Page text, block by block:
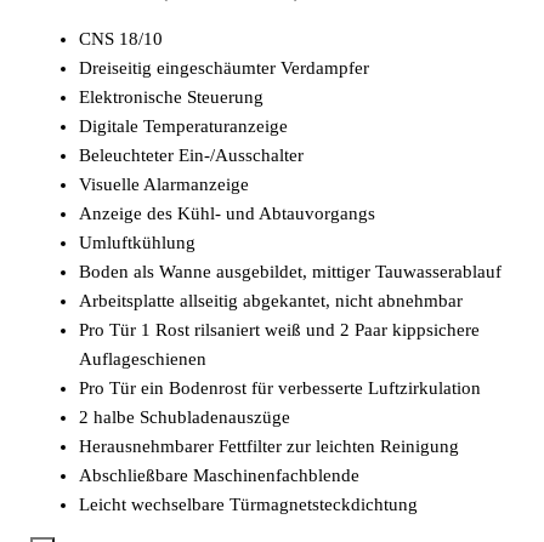
CNS 18/10
Dreiseitig eingeschäumter Verdampfer
Elektronische Steuerung
Digitale Temperaturanzeige
Beleuchteter Ein-/Ausschalter
Visuelle Alarmanzeige
Anzeige des Kühl- und Abtauvorgangs
Umluftkühlung
Boden als Wanne ausgebildet, mittiger Tauwasserablauf
Arbeitsplatte allseitig abgekantet, nicht abnehmbar
Pro Tür 1 Rost rilsaniert weiß und 2 Paar kippsichere
Auflageschienen
Pro Tür ein Bodenrost für verbesserte Luftzirkulation
2 halbe Schubladenauszüge
Herausnehmbarer Fettfilter zur leichten Reinigung
Abschließbare Maschinenfachblende
Leicht wechselbare Türmagnetsteckdichtung